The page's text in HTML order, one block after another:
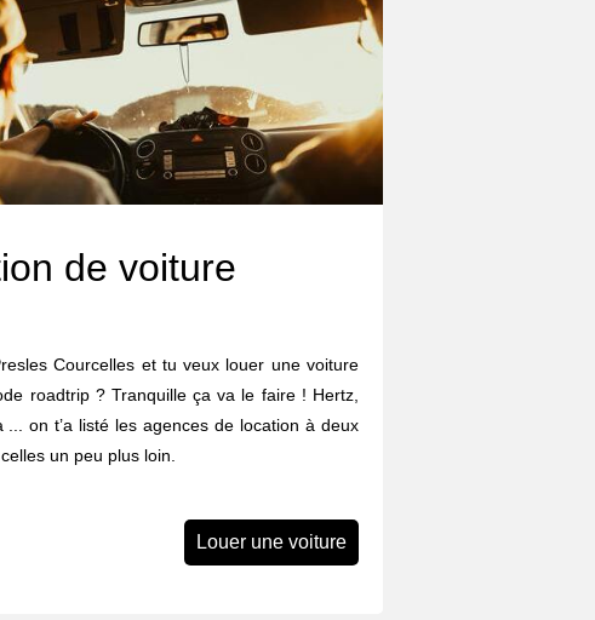
de voiture
Courcelles et tu veux louer une voiture
roadtrip ? Tranquille ça va le faire ! Hertz,
... on t’a listé les agences de location à deux
un peu plus loin.
Louer une voiture